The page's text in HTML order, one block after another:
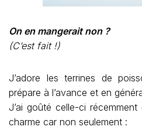
On en mangerait non ?
(C’est fait !)
J’adore les terrines de
prépare à l’avance et en
J’ai goûté celle-ci
charme car non seulement :